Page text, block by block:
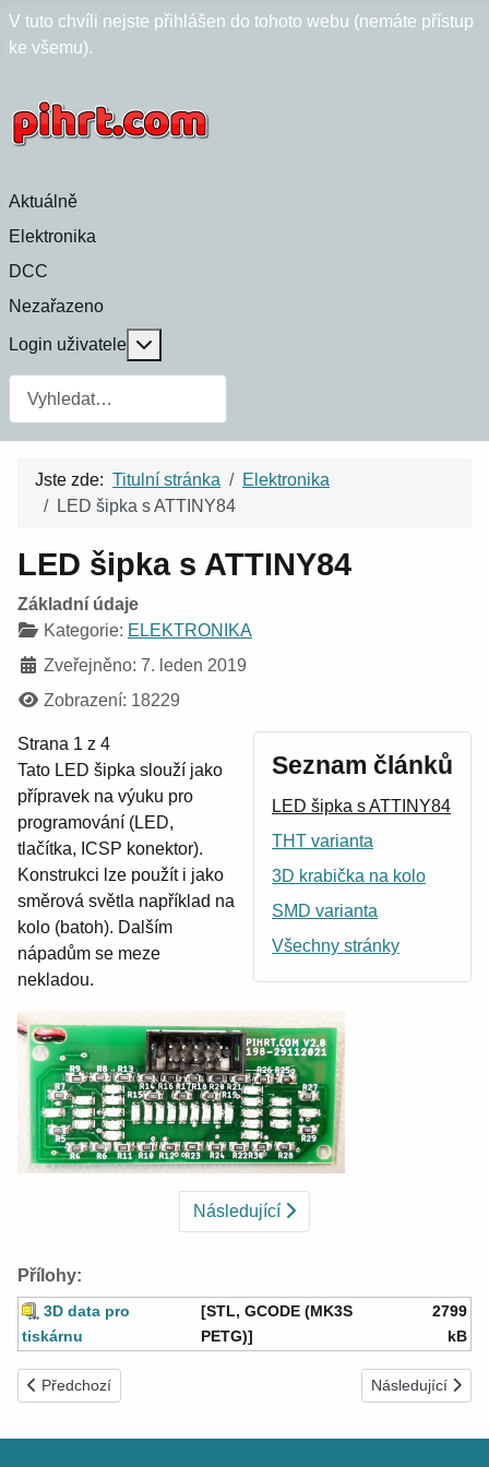
V tuto chvíli nejste přihlášen do tohoto webu (nemáte přístup
ke všemu).
Aktuálně
Elektronika
DCC
Nezařazeno
Login uživatele
Jste zde: Titulní stránka
Elektronika
LED šipka s ATTINY84
LED šipka s ATTINY84
Základní údaje
Kategorie: ELEKTRONIKA
Zveřejněno: 7. leden 2019
Zobrazení: 18229
Seznam článků
LED šipka s ATTINY84
THT varianta
3D krabička na kolo
SMD varianta
Všechny stránky
Strana 1 z 4
Tato LED šipka slouží jako
přípravek na výuku pro
programování (LED,
tlačítka, ICSP konektor).
Konstrukci lze použít i jako
směrová světla například na
kolo (batoh). Dalším
nápadům se meze
nekladou.
Následující
Přílohy:
3D data pro
tiskárnu
[STL, GCODE (MK3S
PETG)]
2799
kB
Předchozí článek: Měření na zdroji - přípravek
Předchozí Další článek:
Následující